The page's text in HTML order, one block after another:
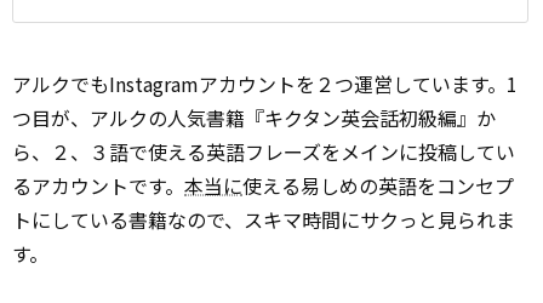
アルクでもInstagramアカウントを２つ運営しています。1
つ目が、アルクの人気書籍『キクタン英会話初級編』か
ら、２、３語で使える英語フレーズをメインに投稿してい
るアカウントです。 本当に使える易しめの英語をコンセプ
トにしている書籍なので、スキマ時間にサクっと見られま
す。